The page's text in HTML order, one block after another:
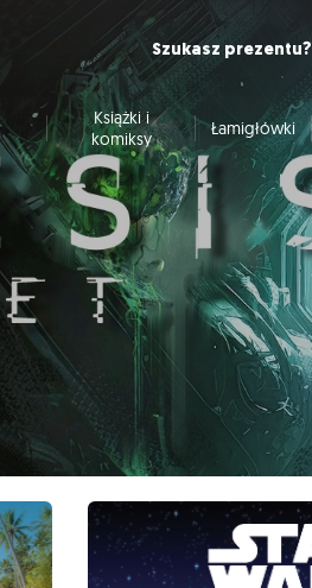
Szukasz prezentu?
Książki i
komiksy
Łamigłówki